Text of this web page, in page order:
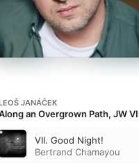
JANÁČEK
an Overgrown Path, JW
VII. Good Night!
Bertrand Chamayou